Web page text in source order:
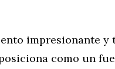
impresionante y
como un